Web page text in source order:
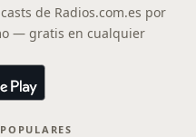
de Radios.com.es por
— gratis en cualquier
POPULARES